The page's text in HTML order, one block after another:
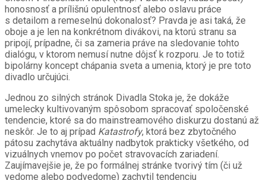
honosnosť a prílišnú opulentnosť alebo oslavu práce
s detailom a remeselnú dokonalosť? Pravda je asi taká, že
oboje a je len na konkrétnom divákovi, na ktorú stranu sa
pripojí, prípadne, či sa zameria práve na sledovanie tohto
dialógu, v ktorom nemusí nutne dôjsť k rozporu. Je to totiž
bipolárny koncept chápania sveta a umenia, ktorý je pre toto
divadlo určujúci.
Jednou zo silných stránok Divadla Stoka je, že dokáže
umelecky kultivovaným spôsobom spracovať spoločenské
tendencie, ktoré sa do mainstreamového diskurzu dostanú až
neskôr. Je to aj prípad Katastrofy, ktorá bez zbytočného
pátosu zachytáva aktuálny nadbytok prakticky všetkého, od
vizuálnych vnemov po počet stravovacích zariadení.
Zaujímavejšie je, že po formálnej stránke tvorivý tím (či už
vedome alebo podvedome) zachytil tendenciu